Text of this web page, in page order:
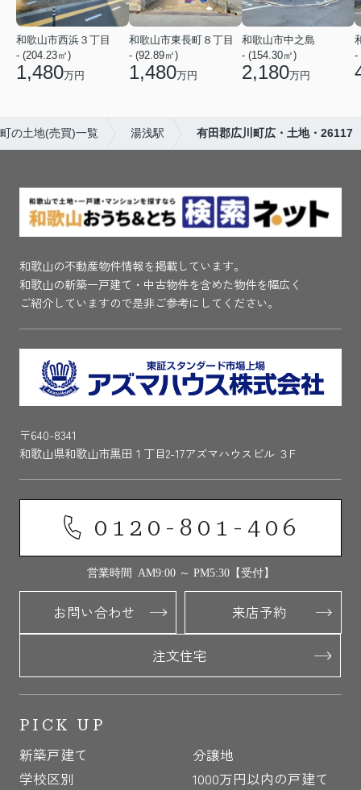
和歌山市西浜３丁目
- (204.23㎡)
1,480万円
和歌山市東長町８丁目
- (92.89㎡)
1,480万円
和歌山市中之島
- (154.30㎡)
2,180万円
-
の土地(売買)一覧 湯浅駅 有田郡広川町広・土地・26117
和歌山の不動産物件情報を掲載しています。
和歌山の新築一戸建て・中古物件を含めた物件を幅広く
ご紹介していますので是非ご参考にしてください。
〒640-8341
和歌山県和歌山市黒田１丁目2-17アズマハウスビル ３F
0120-801-406
営業時間 AM9:00 ～ PM5:30【受付】
お問い合わせ 来店予約
注文住宅
PICK UP
新築戸建て
分譲地
学校区別
1000万円以内の戸建て